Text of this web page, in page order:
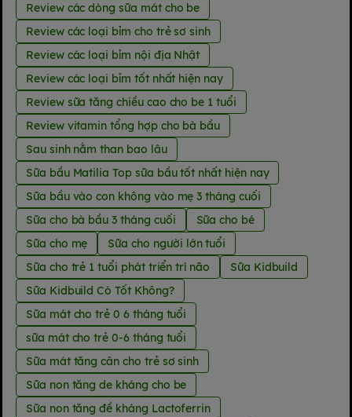
Review các dòng sữa mát cho be
Review các loại bỉm cho trẻ sơ sinh
Review các loại bỉm nội địa Nhật
Review các loại bỉm tốt nhất hiện nay
Review sữa tăng chiều cao cho be 1 tuổi
Review vitamin tổng hợp cho bà bầu
Sau sinh nằm than bao lâu
Sữa bầu Matilia Top sữa bầu tốt nhất hiện nay
Sữa bầu vào con không vào mẹ 3 tháng cuối
Sữa cho bà bầu 3 tháng cuối
Sữa cho bé
Sữa cho mẹ
Sữa cho người lớn tuổi
Sữa cho trẻ 1 tuổi phát triển trí não
Sữa Kidbuild
Sữa Kidbuild Có Tốt Không?
Sữa mát cho trẻ 0 6 tháng tuổi
sữa mát cho trẻ 0-6 tháng tuổi
Sữa mát tăng cân cho trẻ sơ sinh
Sữa non tăng de kháng cho be
Sữa non tăng đề kháng Lactoferrin